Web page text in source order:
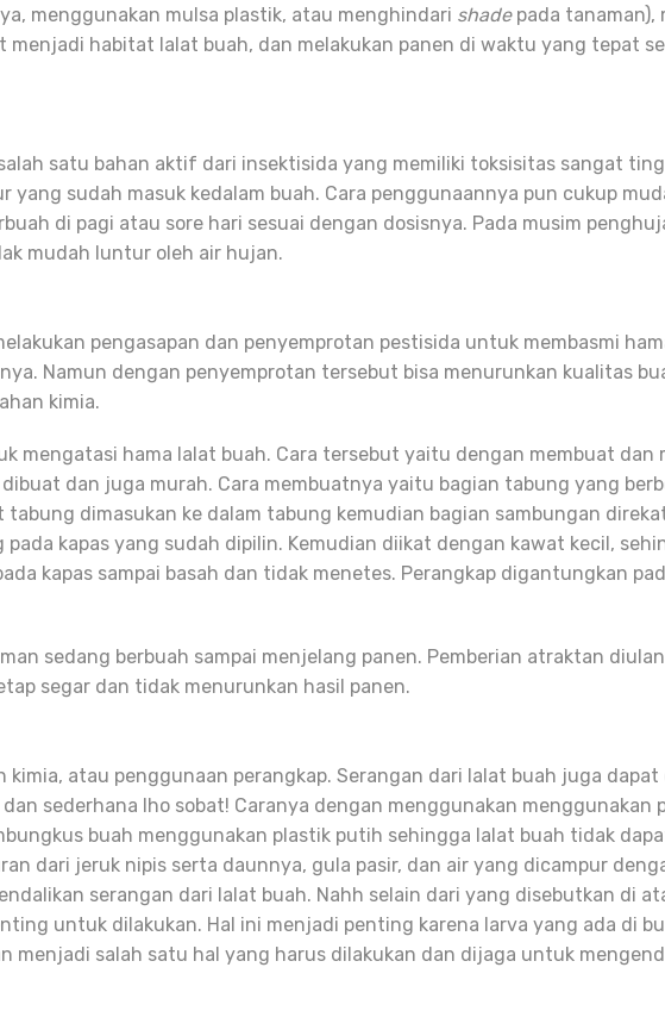
menggunakan mulsa plastik, atau menghindari shadepada tanaman),
habitat lalat buah, dan melakukan panen di waktu yang tepat
satu bahan aktif dari insektisida yang memiliki toksisitas sangat
sudah masuk kedalam buah. Cara penggunaannya pun cukup
di pagi atau sore hari sesuai dengan dosisnya. Pada musim
mudah luntur oleh air hujan.
pengasapan dan penyemprotan pestisida untuk membasmi
Namun dengan penyemprotan tersebut bisa menurunkan kualitas
kimia.
mengatasi hama lalat buah. Cara tersebut yaitu dengan membuat dan
dan juga murah. Cara membuatnya yaitu bagian tabung yang
dimasukan ke dalam tabung kemudian bagian sambungan
kapas yang sudah dipilin. Kemudian diikat dengan kawat kecil,
kapas sampai basah dan tidak menetes. Perangkap digantungkan
sedang berbuah sampai menjelang panen. Pemberian atraktan
segar dan tidak menurunkan hasil panen.
kimia, atau penggunaan perangkap. Serangan dari lalat buah juga
sederhana lho sobat! Caranya dengan menggunakan
buah menggunakan plastik putih sehingga lalat buah tidak
dari jeruk nipis serta daunnya, gula pasir, dan air yang dicampur
serangan dari lalat buah. Nahh selain dari yang disebutkan di
untuk dilakukan. Hal ini menjadi penting karena larva yang ada di
menjadi salah satu hal yang harus dilakukan dan dijaga untuk